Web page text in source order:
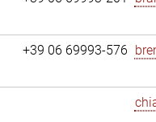
+39 06 69993-576